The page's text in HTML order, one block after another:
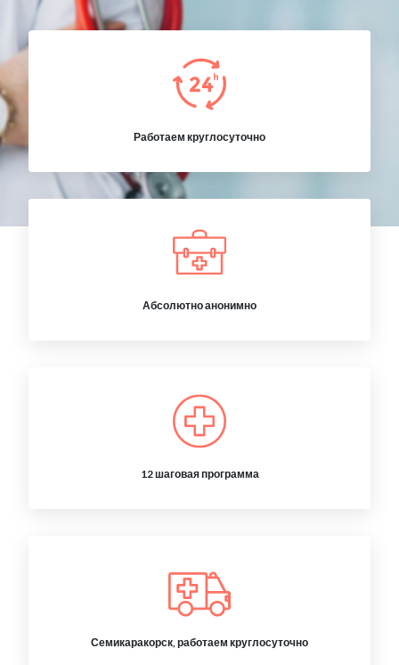
Работаем круглосуточно
Абсолютно анонимно
12 шаговая программа
Семикаракорск, работаем круглосуточно